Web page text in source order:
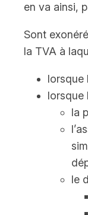
en va ainsi,
Sont
la TVA à
lorsque
lorsque
la
le